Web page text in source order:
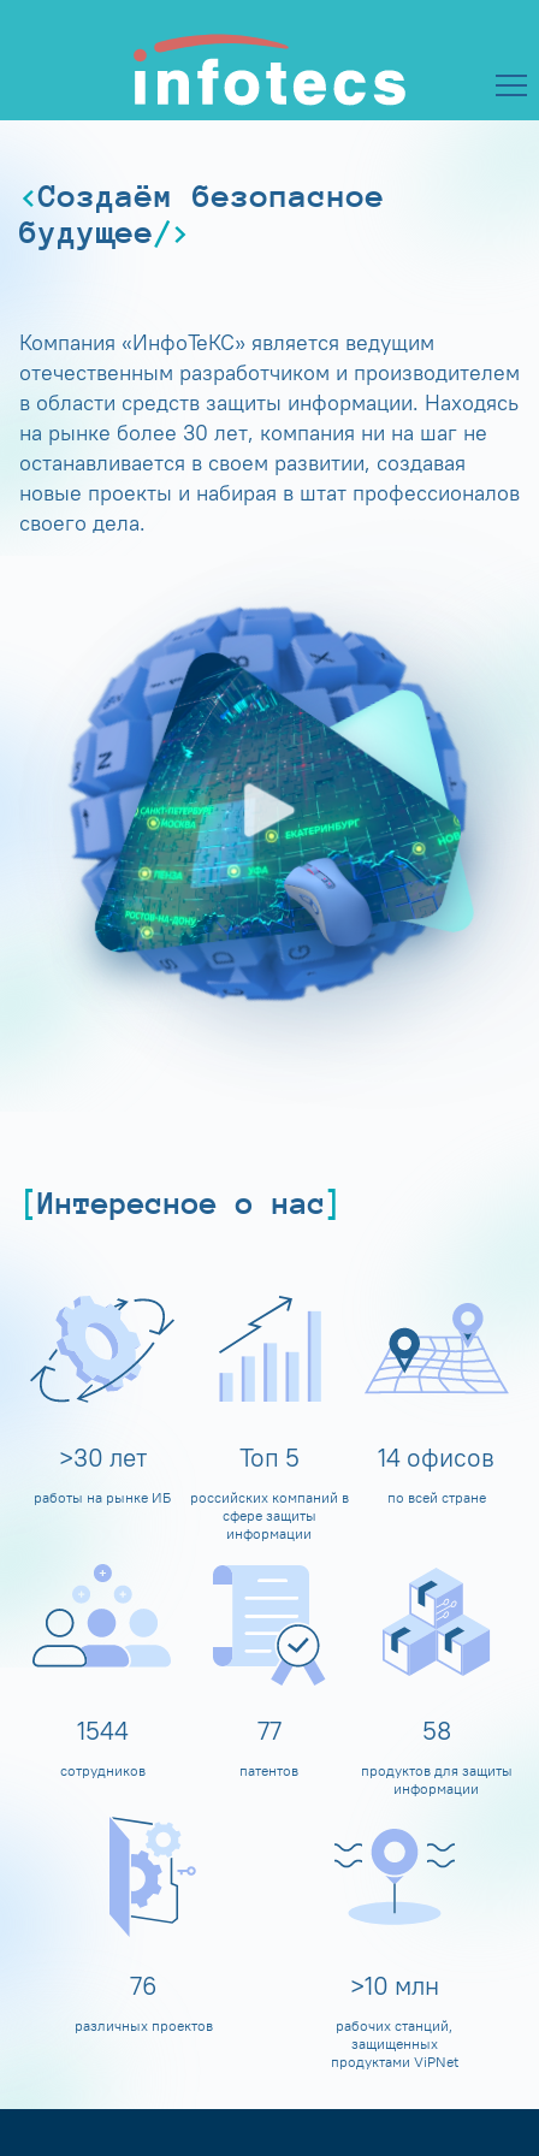
Создаём безопасное
будущее
Компания «ИнфоТеКС» является ведущим
отечественным разработчиком и производителем
в области средств защиты информации. Находясь
на рынке более 30 лет, компания ни на шаг не
останавливается в своем развитии, создавая
новые проекты и набирая в штат профессионалов
своего дела.
Интересное о нас
>30 лет
работы на рынке ИБ
Топ 5
российских компаний в
сфере защиты
информации
14 офисов
по всей стране
1600
сотрудников
80
патентов
60
продуктов для защиты
информации
80
различных проектов
>10 млн
рабочих станций,
защищенных
продуктами ViPNet